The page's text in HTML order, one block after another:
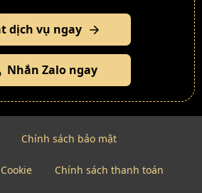
dịch vụ ngay
Nhắn Zalo ngay
Chính sách bảo mật
Chính sách thanh toán